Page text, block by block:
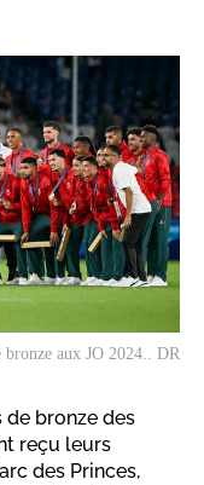
aux JO 2024.. DR
de bronze des
reçu leurs
des Princes,